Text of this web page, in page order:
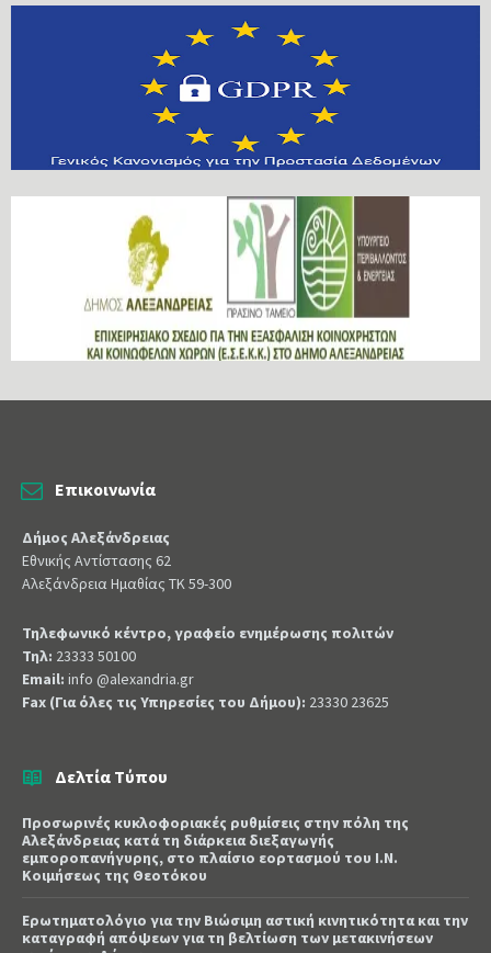
Επικοινωνία
Δήμος Αλεξάνδρειας
Εθνικής Αντίστασης 62
Αλεξάνδρεια Ημαθίας ΤΚ 59-300
Τηλεφωνικό κέντρο, γραφείο ενημέρωσης πολιτών
Τηλ: 23333 50100
Email: info @alexandria.gr
Fax (Για όλες τις Υπηρεσίες του Δήμου): 23330 23625
Δελτία Τύπου
Προσωρινές κυκλοφοριακές ρυθμίσεις στην πόλη της
Αλεξάνδρειας κατά τη διάρκεια διεξαγωγής
εμποροπανήγυρης, στο πλαίσιο εορτασμού του Ι.Ν.
Κοιμήσεως της Θεοτόκου
Ερωτηματολόγιο για την Βιώσιμη αστική κινητικότητα και την
καταγραφή απόψεων για τη βελτίωση των μετακινήσεων